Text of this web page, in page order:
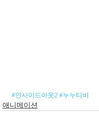
#인사이드아웃2 #누누티비
애니메이션